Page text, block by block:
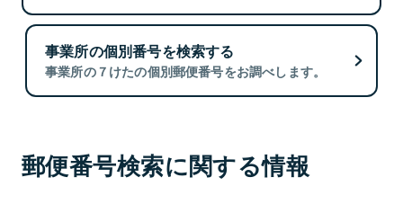
事業所の個別番号を検索する
事業所の７けたの個別郵便番号をお調べします。
郵便番号検索に関する情報